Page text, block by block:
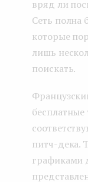
вряд ли
Сеть полна
которые
лишь
поискать.
питч-дека.
графиками